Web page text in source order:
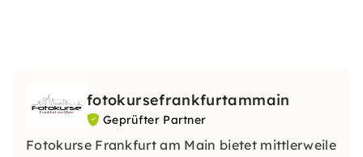
fotokursefrankfurtammain
Geprüfter Partner
Fotokurse Frankfurt am Main bietet mittlerweile